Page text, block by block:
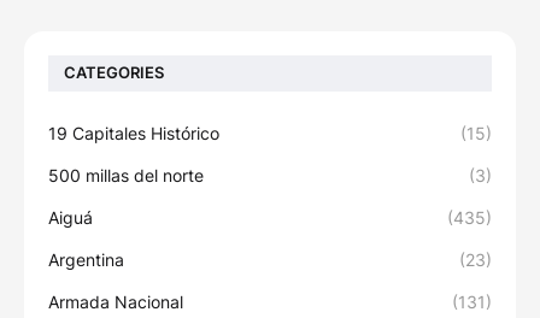
CATEGORIES
19 Capitales Histórico (15)
500 millas del norte (3)
Aiguá (435)
Argentina (23)
Armada Nacional (131)